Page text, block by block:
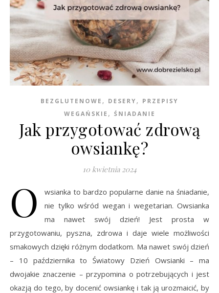
BEZGLUTENOWE , DESERY, PRZEPISY
WEGAŃSKIE , ŚNIADANIE
Jak przygotować zdrową
owsiankę?
10 kwietnia 2024
O
wsianka to bardzo popularne danie na śniadanie,
nie tylko wśród wegan i wegetarian. Owsianka
ma nawet swój dzień! Jest prosta w
przygotowaniu, pyszna, zdrowa i daje wiele możliwości
smakowych dzięki różnym dodatkom. Ma nawet swój dzień
– 10 października to Światowy Dzień Owsianki – ma
dwojakie znaczenie – przypomina o potrzebujących i jest
okazją do tego, by docenić owsiankę i tak ją urozmaicić, by